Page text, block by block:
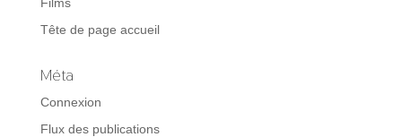
Tête de page accueil
Méta
Connexion
Flux des publications